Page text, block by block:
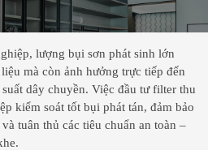
lượng bụi sơn phát sinh lớn
mà còn ảnh hưởng trực tiếp đến
dây chuyền. Việc đầu tư filter thu
kiểm soát tốt bụi phát tán, đảm bảo
tuân thủ các tiêu chuẩn an toàn –